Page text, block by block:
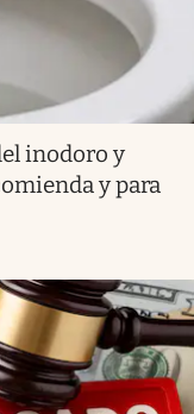
inodoro y
y para